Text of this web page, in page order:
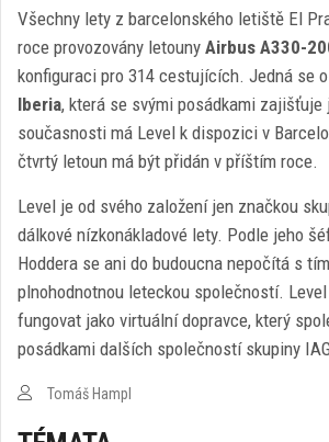
Všechny lety z barcelonského letiště El
roce provozovány letouny Airbus A330-
konfiguraci pro 314 cestujících. Jedná se
Iberia, která se svými posádkami
současnosti má Level k dispozici v
čtvrtý letoun má být přidán v příštím roce.
Level je od svého založení jen značkou
dálkové nízkonákladové lety. Podle jeho
Hoddera se ani do budoucna nepočítá s
plnohodnotnou leteckou společností.
fungovat jako virtuální dopravce, který
posádkami dalších společností skupiny
Tomáš Hampl